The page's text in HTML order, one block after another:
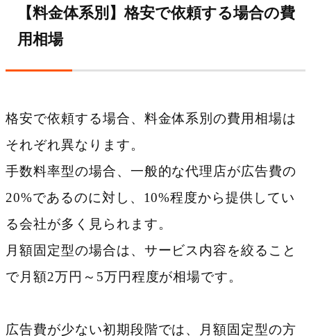
【料金体系別】格安で依頼する場合の費
用相場
格安で依頼する場合、料金体系別の費用相場は
それぞれ異なります。
手数料率型の場合、一般的な代理店が広告費の
20%であるのに対し、10%程度から提供してい
る会社が多く見られます。
月額固定型の場合は、サービス内容を絞ること
で月額2万円～5万円程度が相場です。
広告費が少ない初期段階では、月額固定型の方